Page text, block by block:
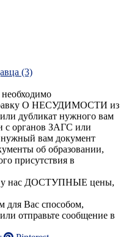
(3)
О НЕСУДИМОСТИ из
дубликат нужного вам
с органов ЗАГС или
вам документ
об образовании,
присутствия в
у нас ДОСТУПНЫЕ цены,
для Вас способом,
отправьте сообщение в